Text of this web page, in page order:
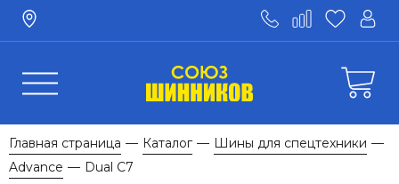
Главная страница — Каталог — Шины для спецтехники —
Advance — Dual C7